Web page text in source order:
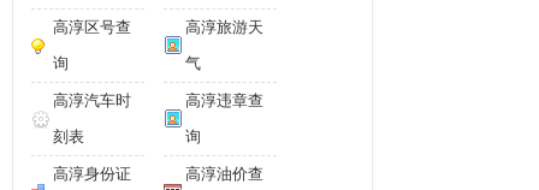
高淳区号查
询
高淳旅游天
气
高淳汽车时
刻表
高淳违章查
询
高淳身份证
高淳油价查